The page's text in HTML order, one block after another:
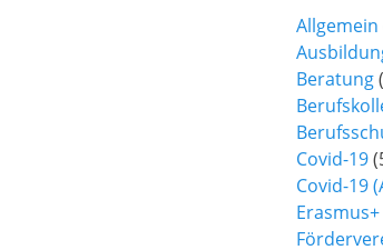
Allgemein
Beratung
Covid-19
Covid-19
Erasmus+